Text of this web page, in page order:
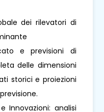
dei rilevatori di
e previsioni di
delle dimensioni
storici e proiezioni
Innovazioni: analisi